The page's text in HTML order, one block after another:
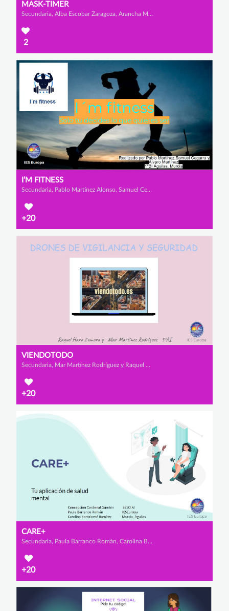
MASK-TIMER
Secundaria, Alba Escobar Zaragoza, Arancha Martínez Simó y Ana Gracia Jódar
2
I’M FITNESS
Secundaria, Pablo Martínez Alonso, Samuel Cegarrarra Vargas y Álvaro Martínez
+20
VIENDOTODO
Secundaria, Mar Martínez Rodríguez y Raquel Haro Zamora
+20
CARE+
Secundaria, Paula Barranco Román, Carolina Bartolomé Ramírez y Concepción Cardenal Gambin
+20